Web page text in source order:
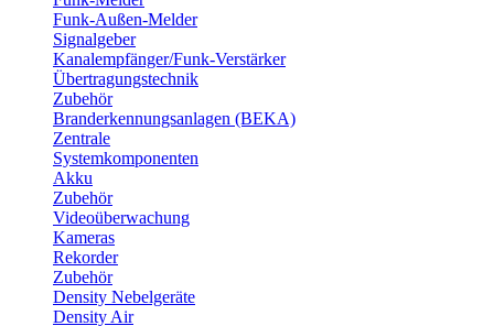
Funk-Außen-Melder
Signalgeber
Kanalempfänger/Funk-Verstärker
Übertragungstechnik
Zubehör
Branderkennungsanlagen (BEKA)
Zentrale
Systemkomponenten
Akku
Zubehör
Videoüberwachung
Kameras
Rekorder
Zubehör
Density Nebelgeräte
Density Air